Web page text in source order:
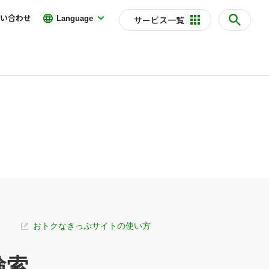
サービス一覧
Language
合わせ
おトクなきっぷサイトの使い方